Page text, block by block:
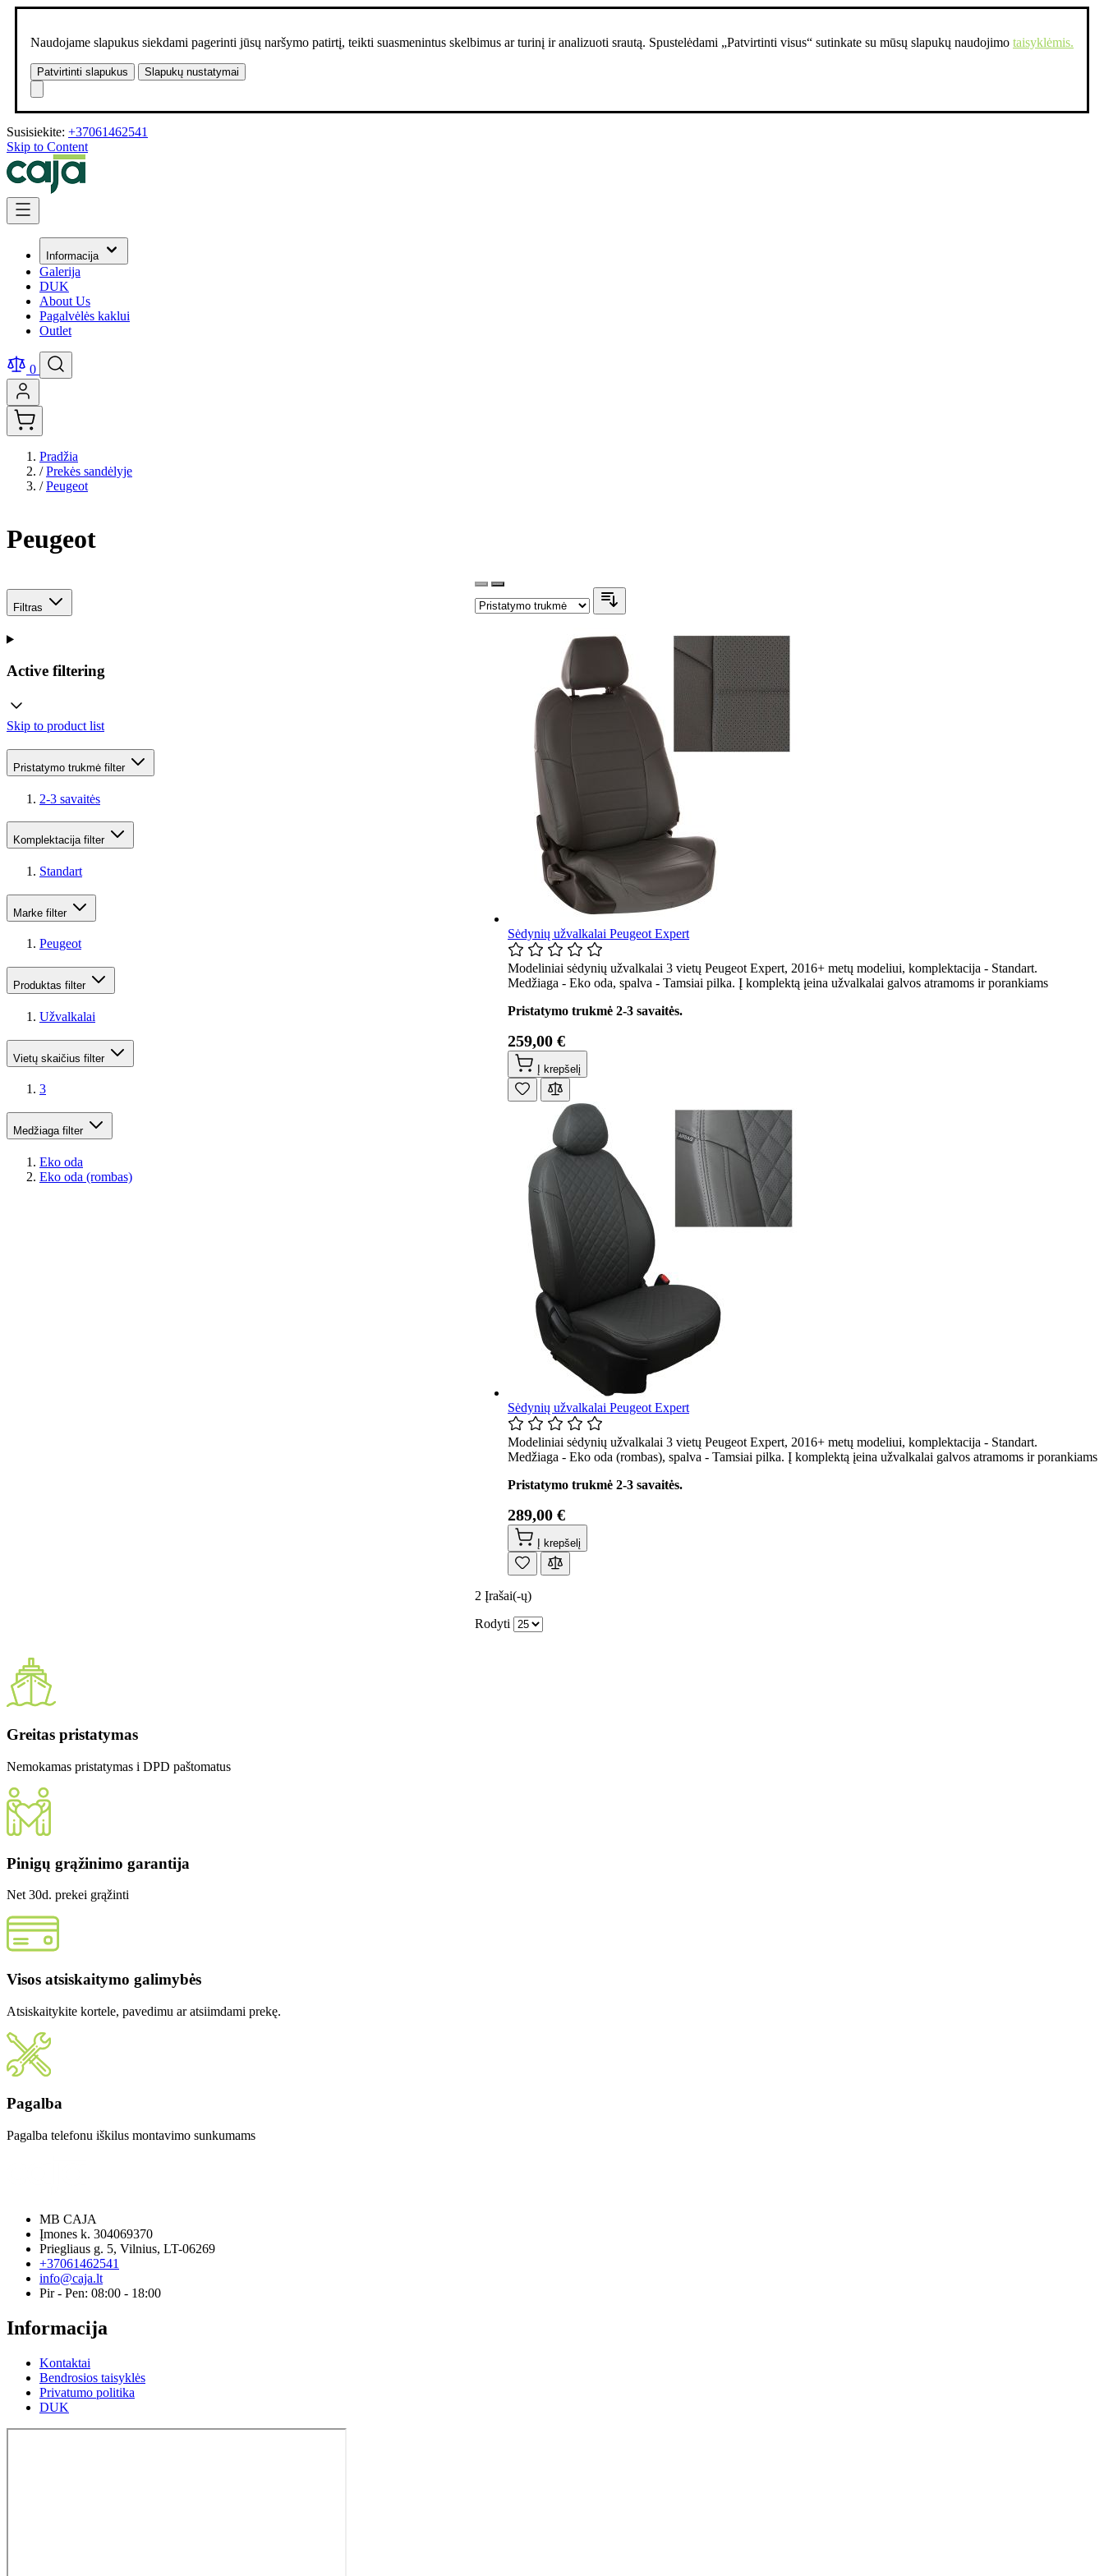
Naudojame slapukus siekdami pagerinti jūsų naršymo patirtį, teikti suasmenintus skelbimus ar turinį ir analizuoti srautą. Spustelėdami „Patvirtinti visus“ sutinkate su mūsų slapukų naudojimo taisyklėmis.
Patvirtinti slapukus Slapukų nustatymai
Susisiekite: +37061462541
Skip to Content
Informacija
Galerija
DUK
About Us
Pagalvėlės kaklui
Outlet
0
Pradžia
/ Prekės sandėlyje
/ Peugeot
Peugeot
Filtras
Active filtering
Skip to product list
Pristatymo trukmė filter
2-3 savaitės
Komplektacija filter
Standart
Marke filter
Peugeot
Produktas filter
Užvalkalai
Vietų skaičius filter
3
Medžiaga filter
Eko oda
Eko oda (rombas)
Sėdynių užvalkalai Peugeot Expert
Modeliniai sėdynių užvalkalai 3 vietų Peugeot Expert, 2016+ metų modeliui, komplektacija - Standart.
Medžiaga - Eko oda, spalva - Tamsiai pilka. Į komplektą įeina užvalkalai galvos atramoms ir porankiams
Pristatymo trukmė 2-3 savaitės.
259,00 €
Į krepšelį
Sėdynių užvalkalai Peugeot Expert
Modeliniai sėdynių užvalkalai 3 vietų Peugeot Expert, 2016+ metų modeliui, komplektacija - Standart.
Medžiaga - Eko oda (rombas), spalva - Tamsiai pilka. Į komplektą įeina užvalkalai galvos atramoms ir porankiams
Pristatymo trukmė 2-3 savaitės.
289,00 €
Į krepšelį
2 Įrašai(-ų)
Rodyti
Greitas pristatymas
Nemokamas pristatymas i DPD paštomatus
Pinigų grąžinimo garantija
Net 30d. prekei grąžinti
Visos atsiskaitymo galimybės
Atsiskaitykite kortele, pavedimu ar atsiimdami prekę.
Pagalba
Pagalba telefonu iškilus montavimo sunkumams
MB CAJA
Įmones k. 304069370
Priegliaus g. 5, Vilnius, LT-06269
+37061462541
info@caja.lt
Pir - Pen: 08:00 - 18:00
Informacija
Kontaktai
Bendrosios taisyklės
Privatumo politika
DUK